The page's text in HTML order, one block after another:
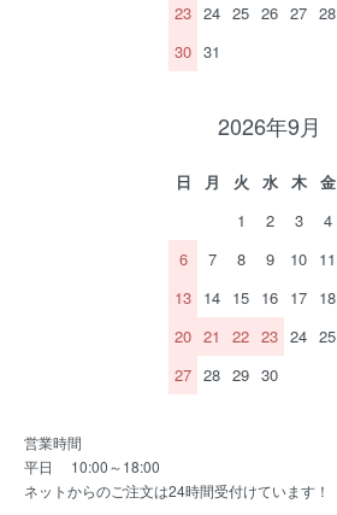
23 24 25 26 27 28
30 31
2026年9月
日 月 火 水 木 金
1
2 3 4
6
7 8 9 10 11
13 14 15 16 17 18
20 21 22 23 24 25
27 28 29 30
営業時間
平日 10:00～18:00
ネットからのご注文は24時間受付けています！